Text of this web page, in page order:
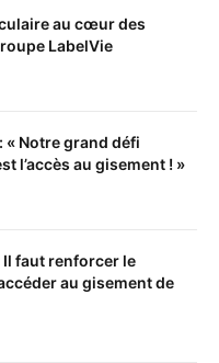
au cœur des
LabelVie
« Notre grand défi
l’accès au gisement ! »
Il faut renforcer le
au gisement de